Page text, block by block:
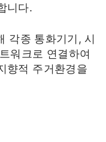
니다.
각종 통화기기, 시
워크로 연결하여
향적 주거환경을